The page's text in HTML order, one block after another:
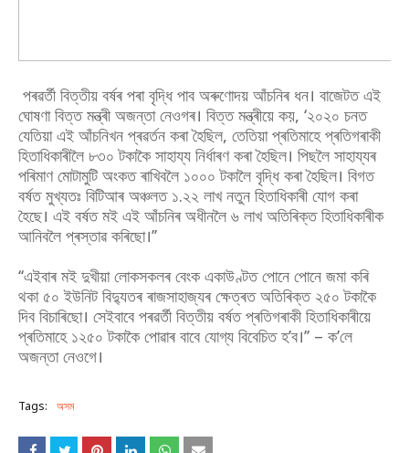
পৰৱৰ্তী বিত্তীয় বৰ্ষৰ পৰা বৃদ্ধি পাব অৰুণোদয় আঁচনিৰ ধন। বাজেটত এই
ঘোষণা বিত্ত মন্ত্ৰী অজন্তা নেওগৰ। বিত্ত মন্ত্ৰীয়ে কয়, ‘২০২০ চনত
যেতিয়া এই আঁচনিখন প্ৰৱৰ্তন কৰা হৈছিল, তেতিয়া প্ৰতিমাহে প্ৰতিগৰাকী
হিতাধিকাৰীলৈ ৮৩০ টকাকৈ সাহায্য নিৰ্ধাৰণ কৰা হৈছিল। পিছলৈ সাহায্যৰ
পৰিমাণ মোটামুটি অংকত ৰাখিবলৈ ১০০০ টকালৈ বৃদ্ধি কৰা হৈছিল। বিগত
বৰ্ষত মুখ্যতঃ বিটিআৰ অঞ্চলত ১.২২ লাখ নতুন হিতাধিকাৰী যোগ কৰা
হৈছে। এই বৰ্ষত মই এই আঁচনিৰ অধীনলৈ ৬ লাখ অতিৰিক্ত হিতাধিকাৰীক
আনিবলৈ প্ৰস্তাৱ কৰিছো।’’
‘‘এইবাৰ মই দুখীয়া লোকসকলৰ বেংক একাউণ্টত পোনে পোনে জমা কৰি
থকা ৫০ ইউনিট বিদ্যুতৰ ৰাজসাহাজ্যৰ ক্ষেত্ৰত অতিৰিক্ত ২৫০ টকাকৈ
দিব বিচাৰিছো। সেইবাবে পৰৱৰ্তী বিত্তীয় বৰ্ষত প্ৰতিগৰাকী হিতাধিকাৰীয়ে
প্ৰতিমাহে ১২৫০ টকাকৈ পোৱাৰ বাবে যোগ্য বিবেচিত হ’ব।’’ – ক’লে
অজন্তা নেওগে।
Tags: অসম